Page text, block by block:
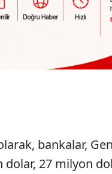
bankalar,
dolar, 27 milyon